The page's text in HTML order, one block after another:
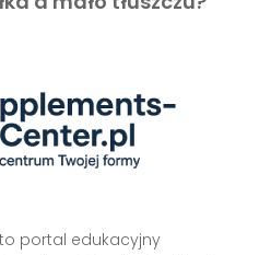
to portal edukacyjny